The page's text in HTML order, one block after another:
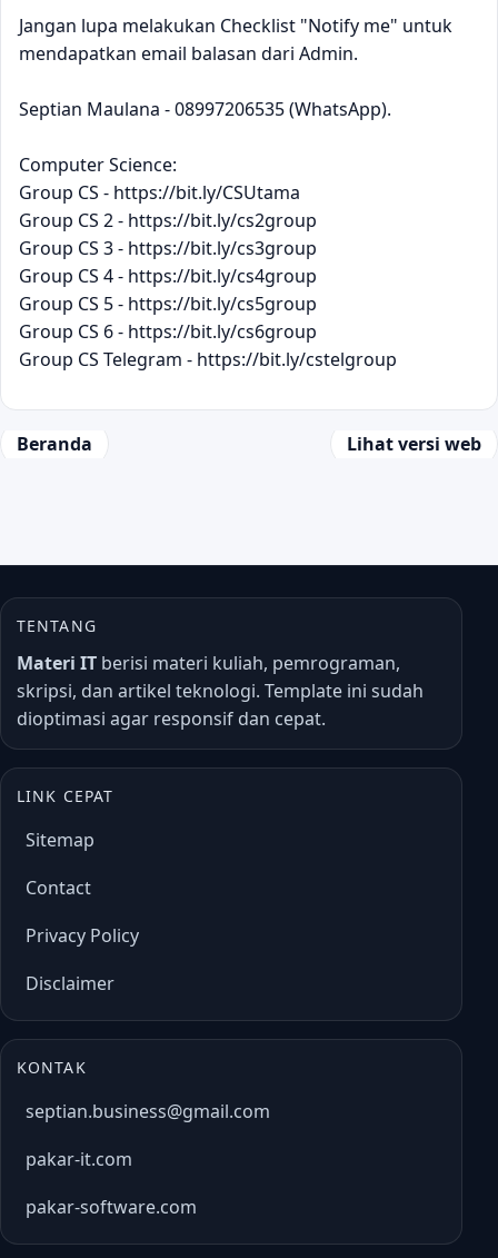
Jangan lupa melakukan Checklist "Notify me" untuk
mendapatkan email balasan dari Admin.
Septian Maulana - 08997206535 (WhatsApp).
Computer Science:
Group CS - https://bit.ly/CSUtama
Group CS 2 - https://bit.ly/cs2group
Group CS 3 - https://bit.ly/cs3group
Group CS 4 - https://bit.ly/cs4group
Group CS 5 - https://bit.ly/cs5group
Group CS 6 - https://bit.ly/cs6group
Group CS Telegram - https://bit.ly/cstelgroup
Beranda Lihat versi web
TENTANG
Materi IT berisi materi kuliah, pemrograman,
skripsi, dan artikel teknologi. Template ini sudah
dioptimasi agar responsif dan cepat.
LINK CEPAT
Sitemap
Contact
Privacy Policy
Disclaimer
KONTAK
septian.business@gmail.com
pakar-it.com
pakar-software.com